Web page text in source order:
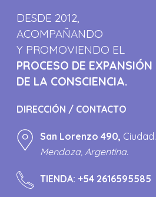
DESDE 2012,
ACOMPAÑANDO
Y PROMOVIENDO EL
PROCESO DE EXPANSIÓN
DE LA CONSCIENCIA.
DIRECCIÓN / CONTACTO
San Lorenzo 490, Ciudad.
Mendoza, Argentina.
TIENDA:+54 2616595585